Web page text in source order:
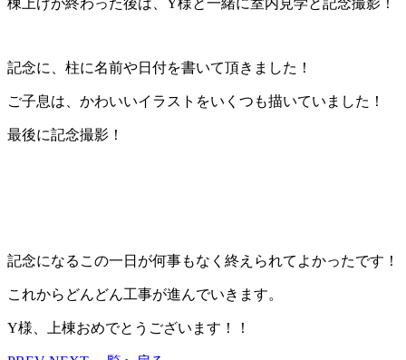
記念に、柱に名前や日付を書いて頂きました！
ご子息は、かわいいイラストをいくつも描いていました！
最後に記念撮影！
記念になるこの一日が何事もなく終えられてよかったです！
これからどんどん工事が進んでいきます。
Y様、上棟おめでとうございます！！